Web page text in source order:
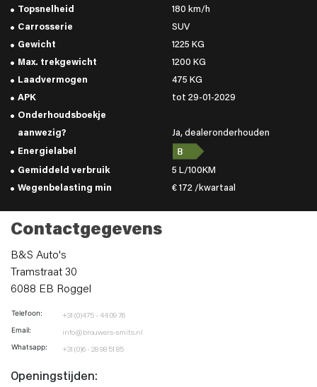
Topsnelheid
180 km/h
Carrosserie
SUV
Gewicht
1225 KG
Max. trekgewicht
1200 KG
Laadvermogen
475 KG
APK
tot 29-01-2029
Onderhoudsboekje
aanwezig?
Ja, dealeronderhouden
Energielabel
Gemiddeld verbruik
5 L/100KM
Wegenbelasting min
€ 172 /kwartaal
Contactgegevens
B&S Auto's
Tramstraat 30
6088 EB Roggel
Telefoon: +31 (0)475 - 44 09 76
Email: info@brouwers-smits.nl
Whatsapp: +31 (0)6 - 28 98 51 85
Openingstijden: